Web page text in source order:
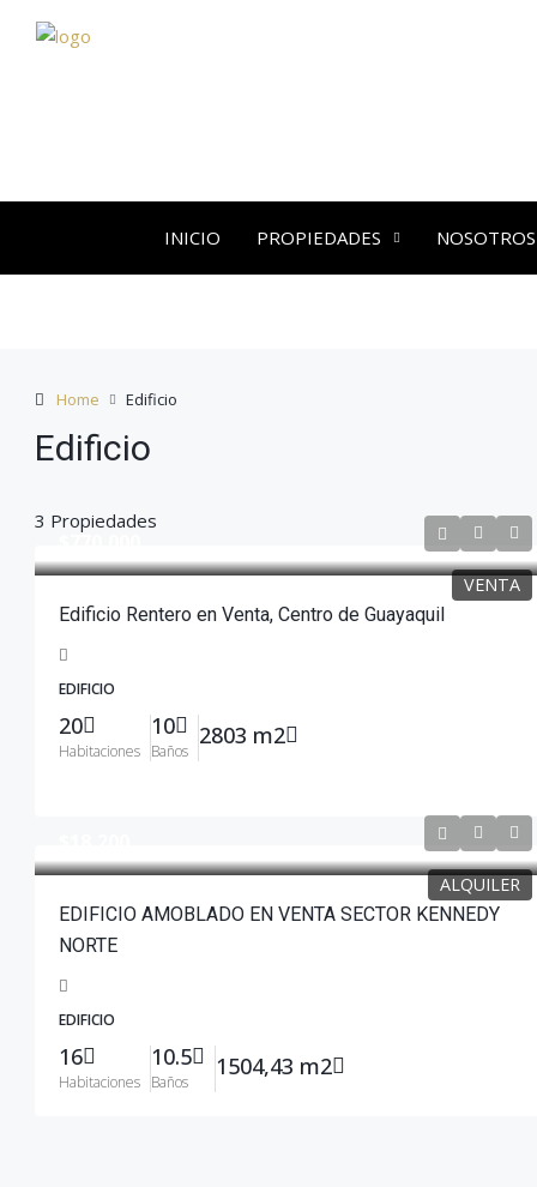
INICIO PROPIEDADES NOSOTROS
Home Edificio
Edificio
3 Propiedades
VENTA
Edificio Rentero en Venta, Centro de Guayaquil
EDIFICIO
20
Habitaciones
10
Baños
2803 m2
ALQUILER
EDIFICIO AMOBLADO EN VENTA SECTOR KENNEDY
NORTE
EDIFICIO
16
Habitaciones
10.5
Baños
1504,43 m2